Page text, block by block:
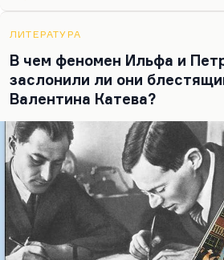
Остапа…
ЛИТЕРАТУРА
В чем феномен Ильфа и
заслонили ли они
Валентина Катева?